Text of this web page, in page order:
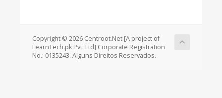
Copyright © 2026 Centroot.Net [A project of
LearnTech.pk Pvt. Ltd] Corporate Registration
No.: 0135243. Alguns Direitos Reservados.